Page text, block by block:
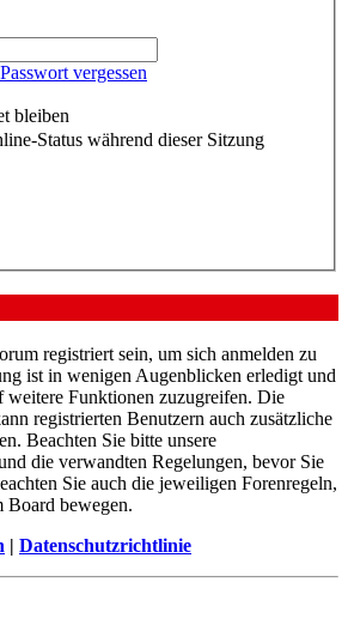
vergessen
bleiben
Status während dieser Sitzung
registriert sein, um sich anmelden zu
ist in wenigen Augenblicken erledigt und
weitere Funktionen zuzugreifen. Die
registrierten Benutzern auch zusätzliche
Beachten Sie bitte unsere
die verwandten Regelungen, bevor Sie
Sie auch die jeweiligen Forenregeln,
Board bewegen.
| Datenschutzrichtlinie